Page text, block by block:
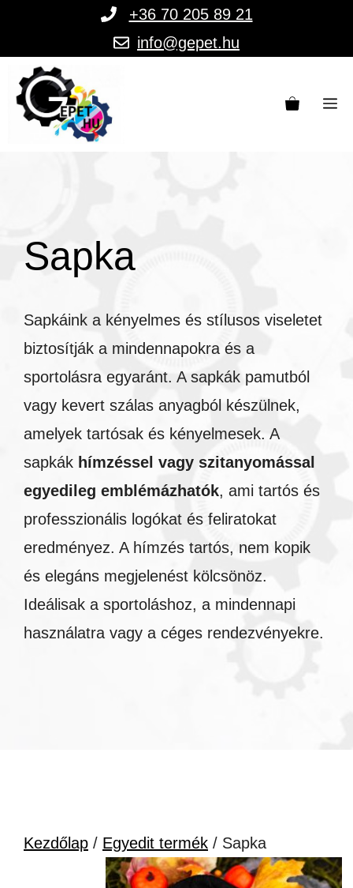
tartalomba
+36 70 205 89 21
info@gepet.hu
Sapka
Sapkáink a kényelmes és stílusos viseletet
biztosítják a mindennapokra és a
sportolásra egyaránt. A sapkák pamutból
vagy kevert szálas anyagból készülnek,
amelyek tartósak és kényelmesek. A
sapkák hímzéssel vagy szitanyomással
egyedileg emblémázhatók, ami tartós és
professzionális logókat és feliratokat
eredményez. A hímzés tartós, nem kopik
és elegáns megjelenést kölcsönöz.
Ideálisak a sportoláshoz, a mindennapi
használatra vagy a céges rendezvényekre.
Kezdőlap / Egyedit termék / Sapka